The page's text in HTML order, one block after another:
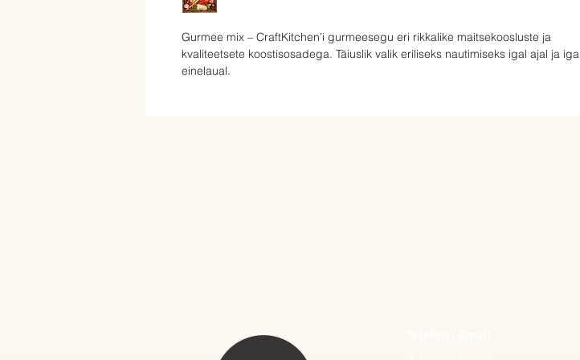
Gurmee mix – CraftKitchen’i gurmeesegu eri rikkalike maitsekoosluste ja
kvaliteetsete koostisosadega. Täiuslik valik eriliseks nautimiseks igal ajal ja iga
einelaual.